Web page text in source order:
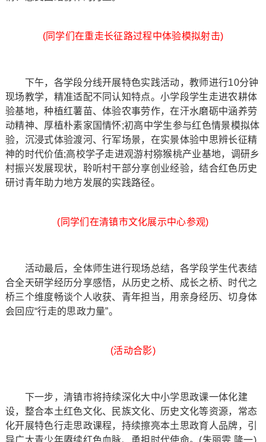
(同学们在重走长征路过程中体验模拟射击)
下午，各学段分线开展特色实践活动，教师进行10分钟
现场教学，精准适配不同认知特点。小学段学生走进农耕体
验基地，种植红薯苗、体验农事劳作，在汗水磨砺中涵养劳
动精神、厚植朴素家国情怀;初高中学生参与红色情景模拟体
验，沉浸式体验渡河、行军场景，在实景体验中思辨长征精
神的时代价值;高校学子走进观游村猕猴桃产业基地，调研乡
村振兴发展现状，聆听村干部分享创业经验，结合红色历史
研讨青年助力地方发展的实践路径。
(同学们在清镇市文化展示中心参观)
活动最后，全体师生进行现场总结，各学段学生代表结
合全天研学经历分享感悟，从历史之桥、成长之桥、时代之
桥三个维度畅谈个人收获、青年担当，用亲身经历、切身体
会回应“行走的思政力量”。
(活动合影)
下一步，清镇市将持续深化大中小学思政课一体化建
设，整合本土红色文化、民族文化、历史文化等资源，常态
化开展特色行走思政课程，持续擦亮本土思政育人品牌，引
导广大青少年赓续红色血脉、勇担时代使命。(朱丽雯 隆一)